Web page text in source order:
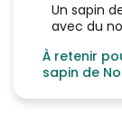
Un sapin
avec du
À retenir
sapin de